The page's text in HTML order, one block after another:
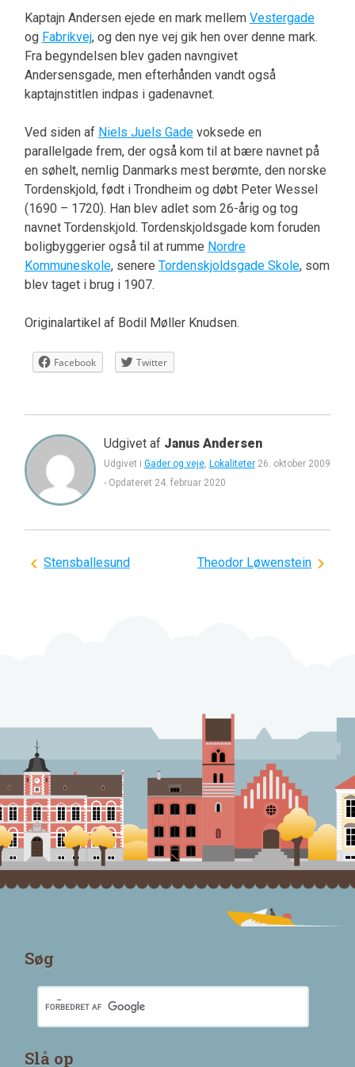
Kaptajn Andersen ejede en mark mellem Vestergade
og Fabrikvej, og den nye vej gik hen over denne mark.
Fra begyndelsen blev gaden navngivet
Andersensgade, men efterhånden vandt også
kaptajnstitlen indpas i gadenavnet.
Ved siden af Niels Juels Gadevoksede en
parallelgade frem, der også kom til at bære navnet på
en søhelt, nemlig Danmarks mest berømte, den norske
Tordenskjold, født i Trondheim og døbt Peter Wessel
(1690 – 1720). Han blev adlet som 26-årig og tog
navnet Tordenskjold. Tordenskjoldsgade kom foruden
boligbyggerier også til at rumme Nordre
Kommuneskole, senere Tordenskjoldsgade Skole, som
blev taget i brug i 1907.
Originalartikel af Bodil Møller Knudsen.
Facebook Twitter
Udgivet af Janus Andersen
Udgivet i Gader og veje, Lokaliteter 26. oktober 2009
- Opdateret 24. februar 2020
Indlægsnavigation
Stensballesund Theodor Løwenstein
Søg
Slå op